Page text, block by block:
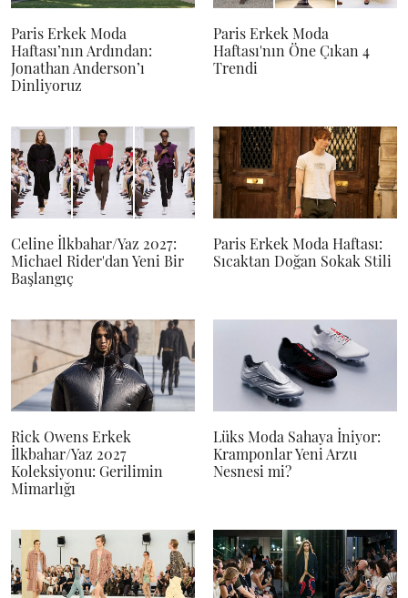
Paris Erkek Moda
Haftası’nın Ardından:
Jonathan Anderson’ı
Dinliyoruz
Paris Erkek Moda
Haftası'nın Öne Çıkan 4
Trendi
Celine İlkbahar/Yaz 2027:
Michael Rider'dan Yeni Bir
Başlangıç
Paris Erkek Moda Haftası:
Sıcaktan Doğan Sokak Stili
Rick Owens Erkek
İlkbahar/Yaz 2027
Koleksiyonu: Gerilimin
Mimarlığı
Lüks Moda Sahaya İniyor:
Kramponlar Yeni Arzu
Nesnesi mi?